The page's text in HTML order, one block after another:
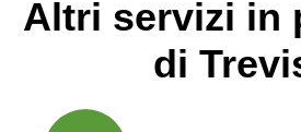
Altri servizi in
di